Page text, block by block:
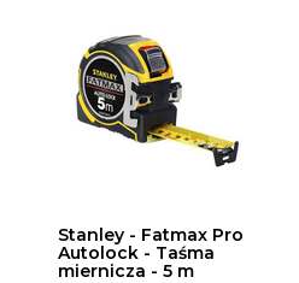
Stanley - Fatmax Pro
Autolock - Taśma
miernicza - 5 m